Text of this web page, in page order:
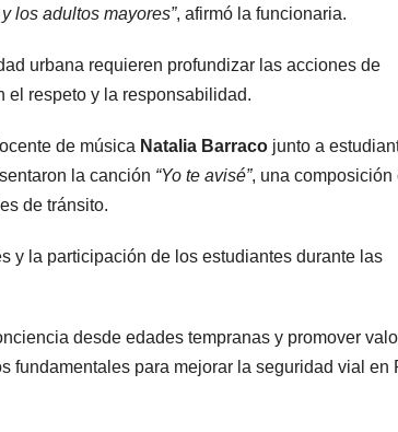
los adultos mayores”, afirmó la funcionaria.
urbana requieren profundizar las acciones de
el respeto y la responsabilidad.
de música Natalia Barraco junto a
la canción “Yo te avisé”, una composición
de tránsito.
y la participación de los estudiantes durante las
desde edades tempranas y promover
fundamentales para mejorar la seguridad vial en